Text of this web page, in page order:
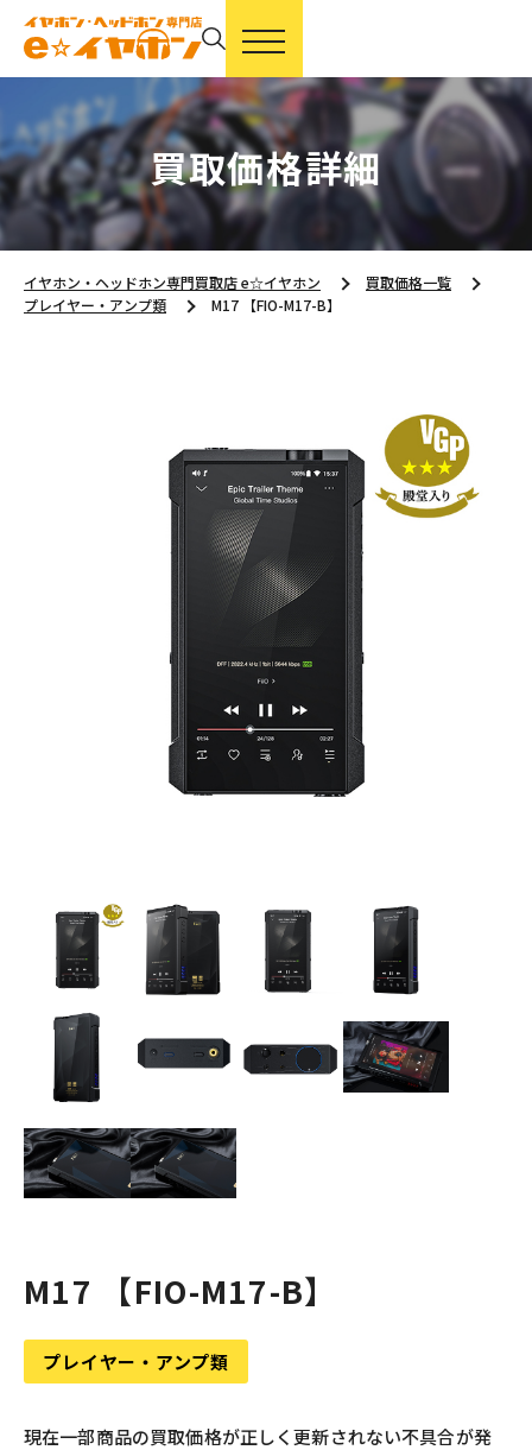
買取価格詳細
イヤホン・ヘッドホン専門買取店 e☆イヤホン
買取価格一覧
プレイヤー・アンプ類
M17 【FIO-M17-B】
M17 【FIO-M17-B】
プレイヤー・アンプ類
現在一部商品の買取価格が正しく更新されない不具合が発